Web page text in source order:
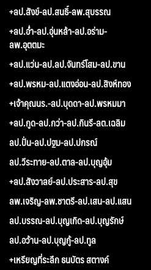
+ลป.สังข์-ลป.สนธิ์-ลพ.สุบรรณ
+ลป.อ่ำ-ลป.อุ่นหล้า-ลป.อร่าม-
ลพ.อุตตมะ
+ลป.แว่น-ลป.ลป.จันทร์โสม-ลป.ขาน
+ลป.พรหม-ลป.แตงอ่อน-ลป.สิงห์ทอง
+เจ้าคุณนร.-ลป.บุดดา-ลป.พรหมมา
+ลป.กูด-ลป.กว่า-ลป.กินรี-ลต.เฉลิม
ลป.ปั่น-ลป.ปฐม-ลป.ปกรณ์
ลป.วีระทาย-ลป.ตาล-ลป.บุญอุ้ม
+ลป.สังวาลย์-ลป.ประสาร-ลป.สุข
ลพ.เจริญ-ลพ.ชาตรี-ลป.เสน-ลป.แสน
ลป.บรรณ-ลป.บุญเกิด-ลป.บุญรักษ์
ลป.อว้าน-ลป.บุญกู้-ลป.ทูล
+เหรียญที่ระลึก ธนบัตร สตางค์